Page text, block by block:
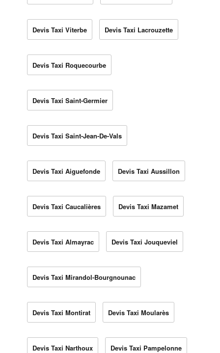
Devis Taxi Viterbe Devis Taxi Lacrouzette
Devis Taxi Roquecourbe
Devis Taxi Saint-Germier
Devis Taxi Saint-Jean-De-Vals
Devis Taxi Aiguefonde Devis Taxi Aussillon
Devis Taxi Caucalières Devis Taxi Mazamet
Devis Taxi Almayrac Devis Taxi Jouqueviel
Devis Taxi Mirandol-Bourgnounac
Devis Taxi Montirat Devis Taxi Moularès
Devis Taxi Narthoux Devis Taxi Pampelonne